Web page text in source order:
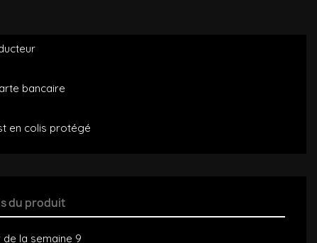
bancaire
en colis protégé
du produit
la semaine 9